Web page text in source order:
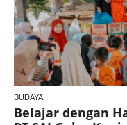
Lewat
HUKUM
Kuasa
dan
BUDAYA
Belajar dengan